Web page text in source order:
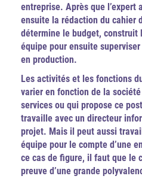
entreprise. Après que
ensuite la rédaction du cahier
détermine le budget, construit
équipe pour ensuite
en production.
Les activités et les fonctions
varier en fonction de la
services ou qui propose ce
travaille avec un directeur
projet. Mais il peut aussi
équipe pour le compte d’une
ce cas de figure, il faut que le
preuve d’une grande